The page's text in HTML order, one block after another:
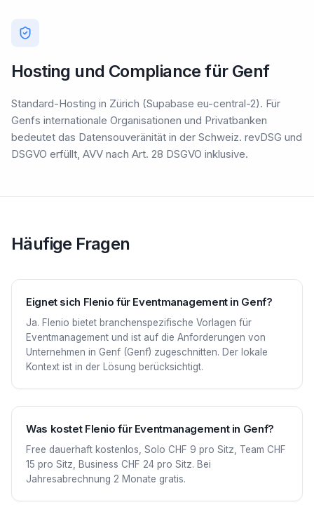
Hosting und Compliance für Genf
Standard-Hosting in Zürich (Supabase eu-central-2). Für
Genfs internationale Organisationen und Privatbanken
bedeutet das Datensouveränität in der Schweiz. revDSG und
DSGVO erfüllt, AVV nach Art. 28 DSGVO inklusive.
Häufige Fragen
Eignet sich Flenio für Eventmanagement in Genf?
Ja. Flenio bietet branchenspezifische Vorlagen für
Eventmanagement und ist auf die Anforderungen von
Unternehmen in Genf (Genf) zugeschnitten. Der lokale
Kontext ist in der Lösung berücksichtigt.
Was kostet Flenio für Eventmanagement in Genf?
Free dauerhaft kostenlos, Solo CHF 9 pro Sitz, Team CHF
15 pro Sitz, Business CHF 24 pro Sitz. Bei
Jahresabrechnung 2 Monate gratis.